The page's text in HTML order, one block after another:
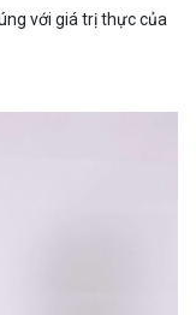
với giá trị thực của